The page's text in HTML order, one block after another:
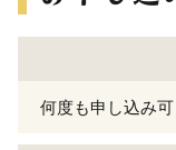
何度も申し込み可